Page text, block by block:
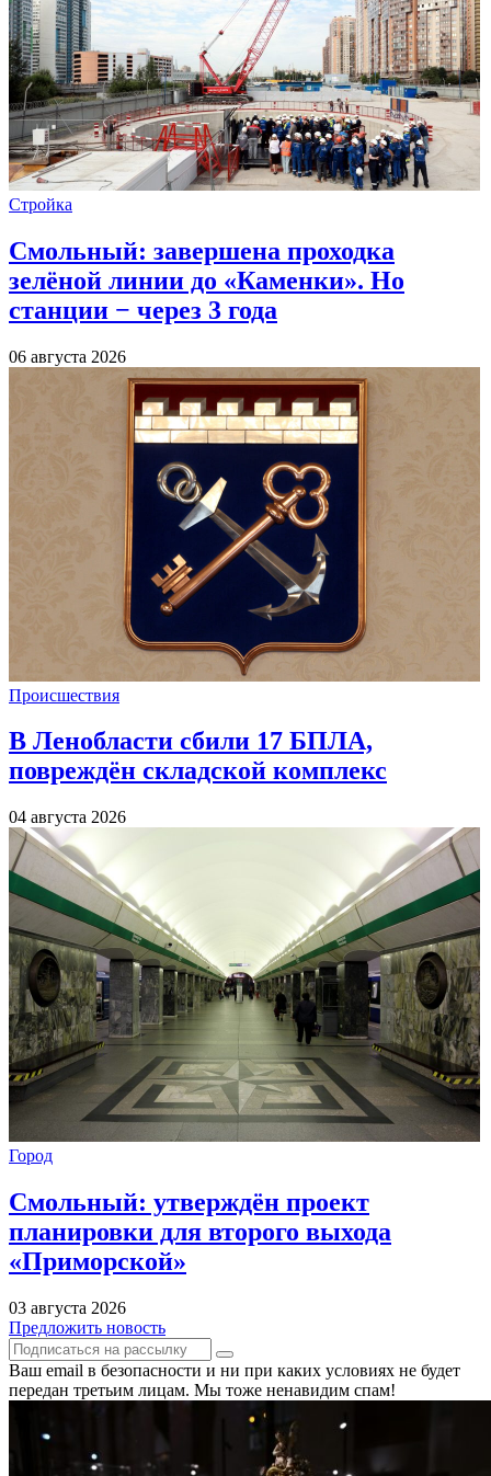
Стройка
Смольный: завершена проходка
зелёной линии до «Каменки». Но
станции − через 3 года
06 августа 2026
Происшествия
В Ленобласти сбили 17 БПЛА,
повреждён складской комплекс
04 августа 2026
Город
Смольный: утверждён проект
планировки для второго выхода
«Приморской»
03 августа 2026
Предложить новость
Ваш email в безопасности и ни при каких условиях не будет
передан третьим лицам. Мы тоже ненавидим спам!